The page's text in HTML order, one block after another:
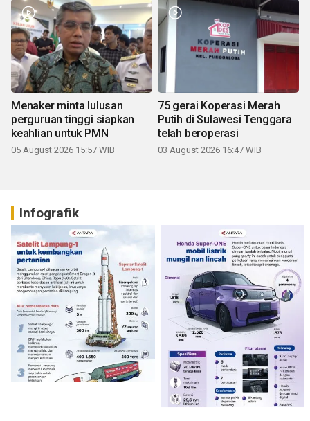
Menaker minta lulusan
perguruan tinggi siapkan
keahlian untuk PMN
05 August 2026 15:57 WIB
75 gerai Koperasi Merah
Putih di Sulawesi Tenggara
telah beroperasi
03 August 2026 16:47 WIB
Infografik